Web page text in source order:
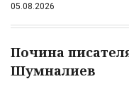
05.08.2026
Почина
Шумналиев